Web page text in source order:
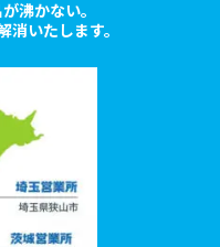
沸かない。
消いたします。